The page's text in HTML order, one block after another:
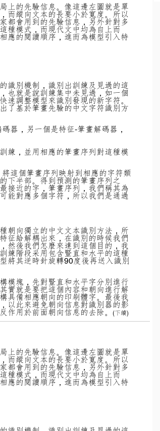
上的先驗信息。像這邊左圖就是單
而縱向文本的長要小於寬度。所以
都會用到的先驗信息，另外針對多
種模式，而現代文中均為自上而
應的閱讀順序，進而為模型引入特
識別機制，識別出訓練及見過的這
也就是說訓練集中未見過，如一個
速調整模型來識別發現的新字符。
了基於筆畫先驗的中文字符識別方
器，另一個是特征-筆畫解碼器，
練，並用相應的筆畫序列對這種模
這個筆畫序列映射到相應的字符類
下半部。得到預測的筆畫序列之
接近的字，筆畫序列，我們稱其為
能對應多個字符，所以我們是通過
朝向獨立的中文文本識別方法，所
征給解耦出來，在識別的時候我們
然後我們怎麼來達到這個目的，我
練階段采用包含豎直和水平的這種
將其逆時針旋轉90度後再送入識別
模塊，先對豎直和水平字分別進行
實就是要把這個內容和朝向進行解
具備相應朝向的印刷體字。最後我
以此來避免朝向信息對識別器的影
作用於前面朝向信息的去除。 (下續)
上的先驗信息。像這邊左圖就是單
而縱向文本的長要小於寬度。所以
都會用到的先驗信息，另外針對多
種模式，而現代文中均為自上而
應的閱讀順序，進而為模型引入特